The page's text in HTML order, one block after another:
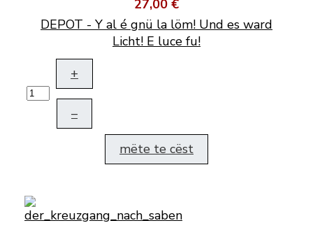
27,00 €
DEPOT - Y al é gnü la löm! Und es ward
Licht! E luce fu!
+
–
mëte te cëst